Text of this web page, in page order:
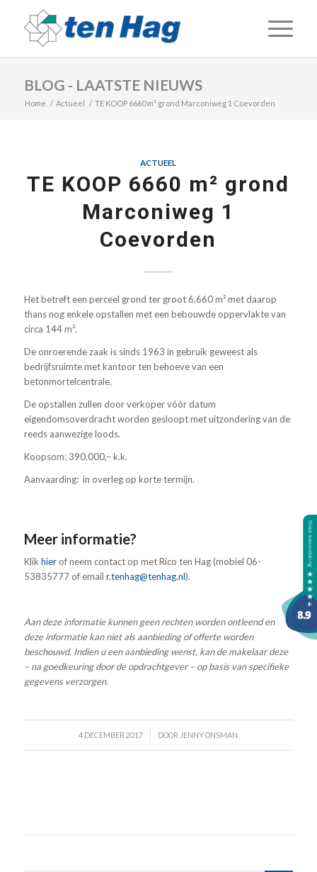
BLOG - LAATSTE NIEUWS
Home / Actueel / TE KOOP 6660 m² grond Marconiweg 1 Coevorden
ACTUEEL
TE KOOP 6660 m² grond
Marconiweg 1
Coevorden
Het betreft een perceel grond ter groot 6.660 m² met daarop
thans nog enkele opstallen met een bebouwde oppervlakte van
circa 144 m².
De onroerende zaak is sinds 1963 in gebruik geweest als
bedrijfsruimte met kantoor ten behoeve van een
betonmortelcentrale.
De opstallen zullen door verkoper vóór datum
eigendomsoverdracht worden gesloopt met uitzondering van de
reeds aanwezige loods.
Koopsom: 390.000,– k.k.
Aanvaarding: in overleg op korte termijn.
Meer informatie?
Klik hierof neem contact op met Rico ten Hag (mobiel 06-
53835777 of email r.tenhag@tenhag.nl).
Aan deze informatie kunnen geen rechten worden ontleend en
deze informatie kan niet als aanbieding of offerte worden
beschouwd. Indien u een aanbieding wenst, kan de makelaar deze
– na goedkeuring door de opdrachtgever – op basis van specifieke
gegevens verzorgen.
4 DECEMBER 2017
/ DOORJENNY ONSMAN